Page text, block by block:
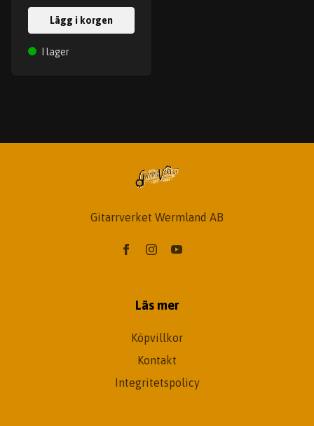
Lägg i korgen
I lager
Gitarrverket Wermland AB
Läs mer
Köpvillkor
Kontakt
Integritetspolicy